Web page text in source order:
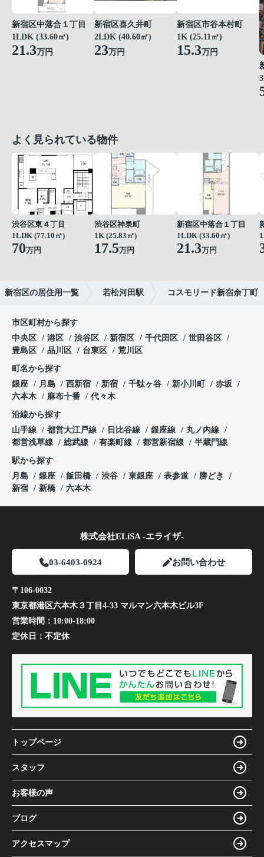
新宿区中落合１丁目
1LDK (33.60㎡)
21.3万円
新宿区喜久井町
2LDK (40.60㎡)
23万円
新宿区市谷本村町
1K (25.11㎡)
15.3万円
よく見られている物件
渋谷区東４丁目
1LDK (77.10㎡)
70万円
渋谷区神泉町
1K (25.83㎡)
17.5万円
新宿区中落合１丁目
1LDK (33.60㎡)
21.3万円
新宿区の居住用一覧 若松河田駅 コスモリード新宿余丁町
市区町村から探す
中央区
港区 渋谷区 新宿区 千代田区
世田谷区
豊島区
品川区 台東区 荒川区
町名から探す
銀座
月島 西新宿 新宿 千駄ヶ谷 新小川町
赤坂
六本木
麻布十番 代々木
沿線から探す
山手線
都営大江戸線 日比谷線 銀座線
丸ノ内線
都営浅草線
総武線 有楽町線 都営新宿線 半蔵門線
駅から探す
月島
銀座 飯田橋 渋谷 東銀座 表参道
勝どき
新宿
新橋 六本木
株式会社ELiSA -エライザ-
03-6403-0924 お問い合わせ
〒106-0032
東京都港区六本木３丁目4-33 マルマン六本木ビル3F
営業時間： 10:00-18:00
定休日： 不定休
トップページ
スタッフ
お客様の声
ブログ
アクセスマップ